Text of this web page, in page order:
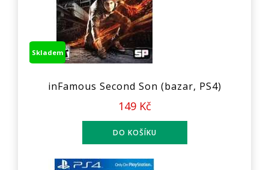
Skladem
inFamous Second Son (bazar, PS4)
149 Kč